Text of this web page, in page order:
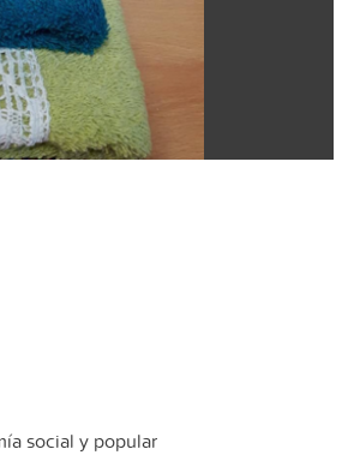
social y popular